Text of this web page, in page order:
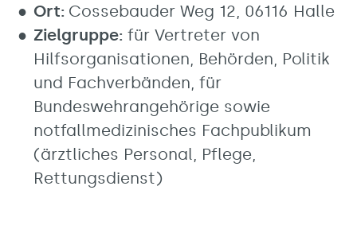
Ort: Cossebauder Weg 12, 06116 Halle
Zielgruppe: für Vertreter von
Hilfsorganisationen, Behörden, Politik
und Fachverbänden, für
Bundeswehrangehörige sowie
notfallmedizinisches Fachpublikum
(ärztliches Personal, Pflege,
Rettungsdienst)